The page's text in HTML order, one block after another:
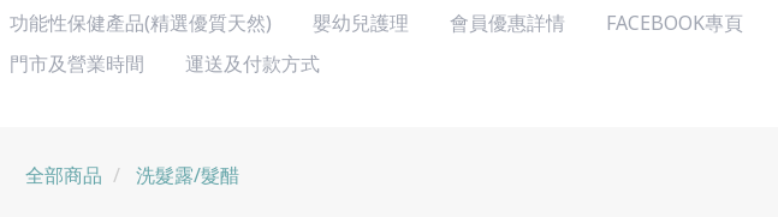
功能性保健產品(精選優質天然)
嬰幼兒護理 會員優惠詳情
FACEBOOK專頁
門市及營業時間
運送及付款方式
全部商品 洗髮露/髮醋